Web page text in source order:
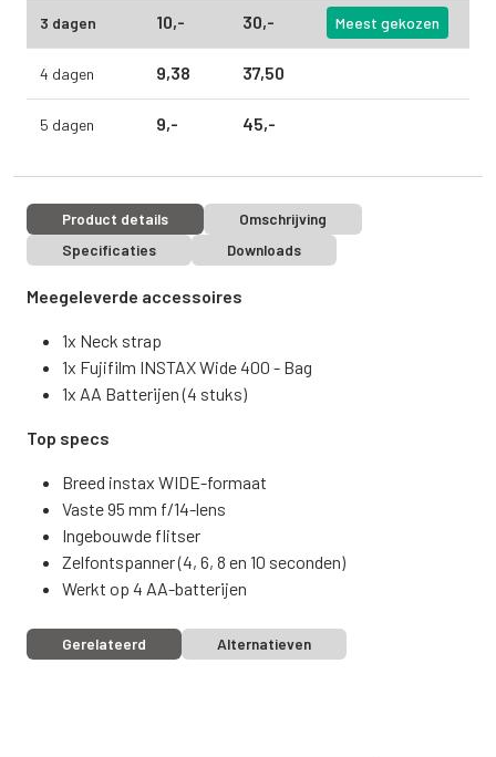
3 dagen 10,- 30,- Meest gekozen
4 dagen 9,38 37,50
5 dagen 9,- 45,-
Product details
Omschrijving
Specificaties
Downloads
Meegeleverde accessoires
1x Neck strap
1x Fujifilm INSTAX Wide 400 - Bag
1x AA Batterijen (4 stuks)
Top specs
Breed instax WIDE-formaat
Vaste 95 mm f/14-lens
Ingebouwde flitser
Zelfontspanner (4, 6, 8 en 10 seconden)
Werkt op 4 AA-batterijen
Gerelateerd Alternatieven